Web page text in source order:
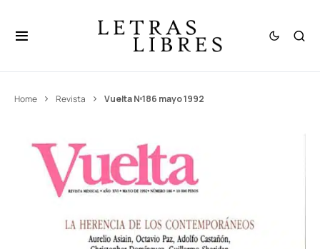
Home Revista Vuelta Nº186 mayo 1992